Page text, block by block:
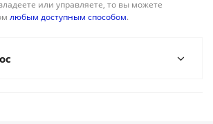
или управляете, то вы можете
любым доступным способом.